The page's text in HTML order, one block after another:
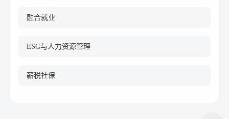
融合就业
ESG与人力资源管理
薪税社保